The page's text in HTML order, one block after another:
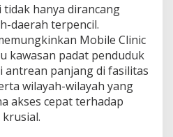
hanya dirancang
daerah terpencil.
Mobile Clinic
kawasan padat penduduk
antrean panjang di fasilitas
wilayah-wilayah yang
akses cepat terhadap